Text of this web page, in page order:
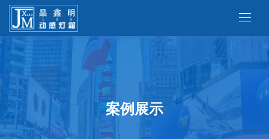
案例展示